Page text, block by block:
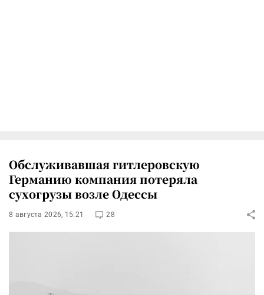
Обслуживавшая гитлеровскую
Германию компания потеряла
сухогрузы возле Одессы
8 августа 2026, 15:21 28